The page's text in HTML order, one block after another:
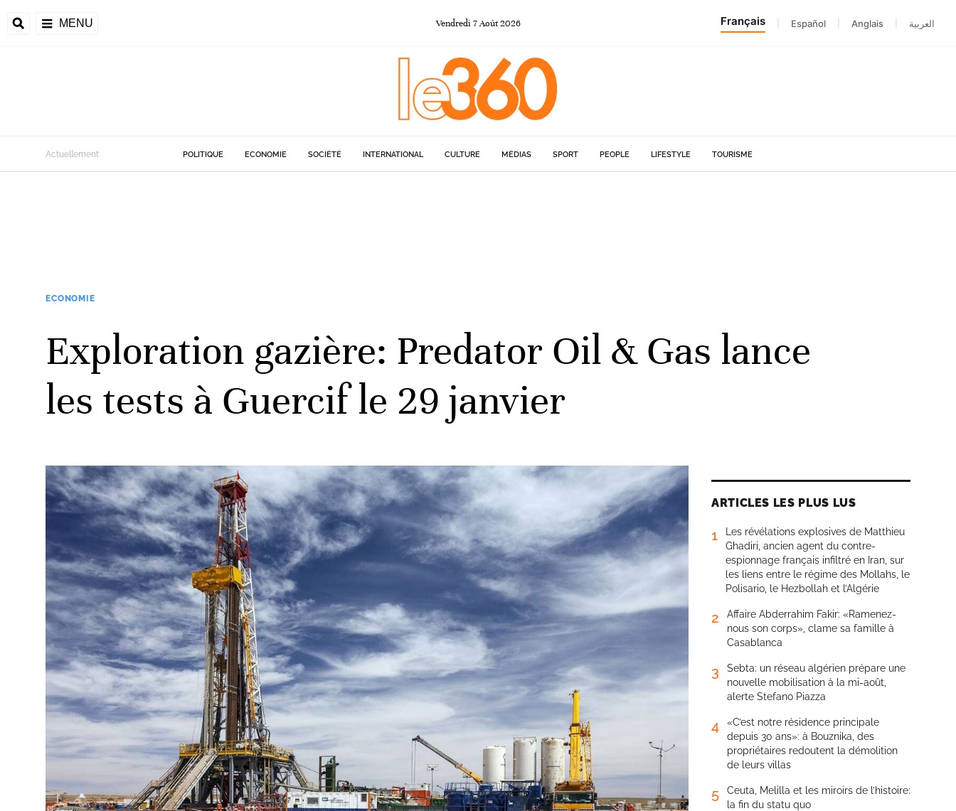
MENU Vendredi 7Août 2026 Français Español Anglais العربية
Actuellement POLITIQUE ECONOMIE SOCIÉTÉ INTERNATIONAL CULTURE MÉDIAS SPORT PEOPLE LIFESTYLE TOURISME
ECONOMIE
Exploration gazière: Predator Oil & Gas lance
les tests à Guercif le 29 janvier
ARTICLES LES PLUS LUS
1
Les révélations explosives de Matthieu
Ghadiri, ancien agent du contre-
espionnage français infiltré en Iran, sur
les liens entre le régime des Mollahs, le
Polisario, le Hezbollah et l’Algérie
2
Affaire Abderrahim Fakir: «Ramenez-
nous son corps», clame sa famille à
Casablanca
3
Sebta: un réseau algérien prépare une
nouvelle mobilisation à la mi-août,
alerte Stefano Piazza
4
«C’est notre résidence principale
depuis 30 ans»: à Bouznika, des
propriétaires redoutent la démolition
de leurs villas
5
Ceuta, Melilla et les miroirs de l’histoire:
la fin du statu quo